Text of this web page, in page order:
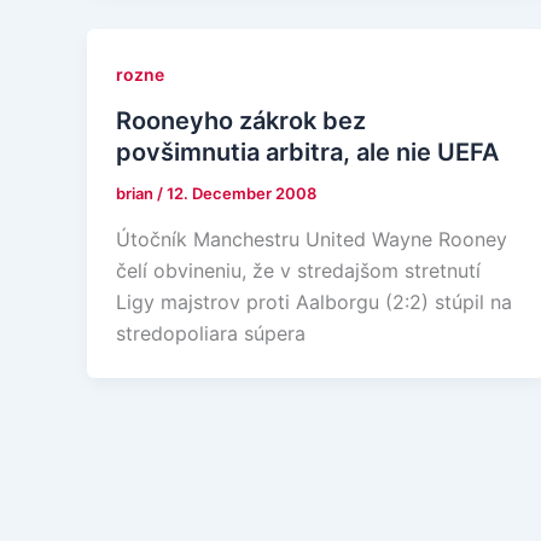
rozne
Rooneyho zákrok bez
povšimnutia arbitra, ale nie UEFA
brian /12. December 2008
Útočník Manchestru United Wayne Rooney
čelí obvineniu, že v stredajšom stretnutí
Ligy majstrov proti Aalborgu (2:2) stúpil na
stredopoliara súpera